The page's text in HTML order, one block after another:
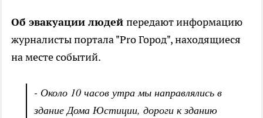
Об эвакуации людей передают информацию
журналисты портала "Pro Город", находящиеся
на месте событий.
- Около 10 часов утра мы направлялись в
здание Дома Юстиции, дороги к зданию